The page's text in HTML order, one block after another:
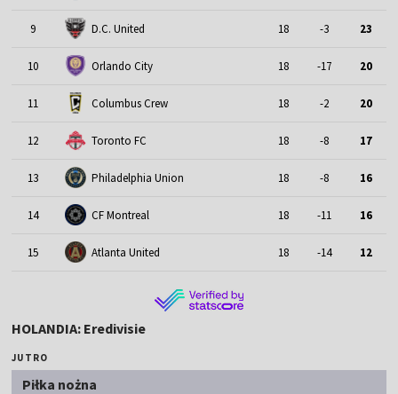
9 D.C. United 18 -3 23
10 Orlando City 18 -17 20
11 Columbus Crew 18 -2 20
12 Toronto FC 18 -8 17
13 Philadelphia Union 18 -8 16
14 CF Montreal 18 -11 16
15 Atlanta United 18 -14 12
HOLANDIA: Eredivisie
JUTRO
Piłka nożna